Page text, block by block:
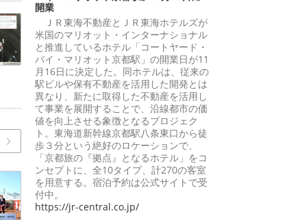
開業
ＪＲ東海不動産とＪＲ東海ホテルズが
米国のマリオット・インターナショナル
と推進しているホテル「コートヤード・
バイ・マリオット京都駅」の開業日が11
月16日に決定した。同ホテルは、従来の
駅ビルや保有不動産を活用した開発とは
異なり、新たに取得した不動産を活用し
て事業を展開することで、沿線都市の価
値を向上させる象徴となるプロジェク
ト。東海道新幹線京都駅八条東口から徒
歩３分という絶好のロケーションで、
「京都旅の『拠点』となるホテル」をコ
ンセプトに、全10タイプ、計270の客室
を用意する。宿泊予約は公式サイトで受
付中。
https://jr-central.co.jp/